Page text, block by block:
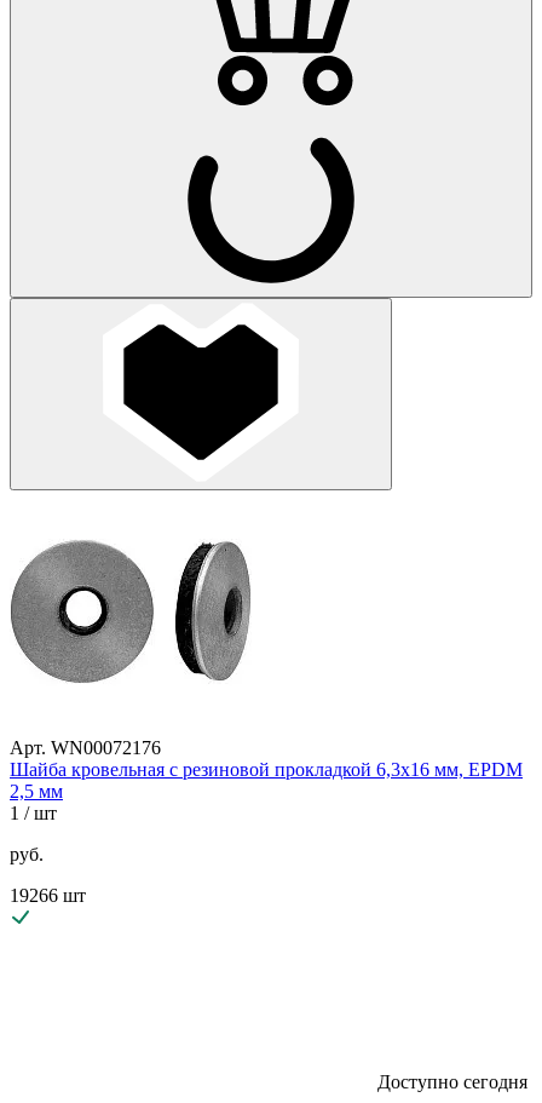
Арт. WN00072176
Шайба кровельная с резиновой прокладкой 6,3х16 мм, EPDM
2,5 мм
1 / шт
руб.
19266 шт
Доступно сегодня